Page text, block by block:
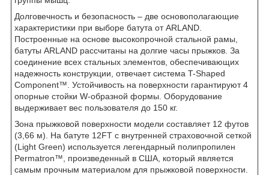
Долговечность и безопасность – две основополагающие
характеристики при выборе батута от ARLAND.
Построенные на основе высокопрочной стальной рамы,
батуты ARLAND рассчитаны на долгие часы прыжков. За
соединение всех стальных элементов, обеспечивающих
надежность конструкции, отвечает система T-Shaped
Component™. Устойчивость на поверхности гарантируют 4
опорные стойки W-образной формы. Оборудование
выдерживает вес пользователя до 150 кг.
Зона прыжковой поверхности модели составляет 12 футов
(3,66 м). На батуте 12FT с внутренней страховочной сеткой
(Light Green) используется легендарный полипропилен
Permatron™, произведенный в США, который является
самым прочным материалом для прыжковой поверхности.